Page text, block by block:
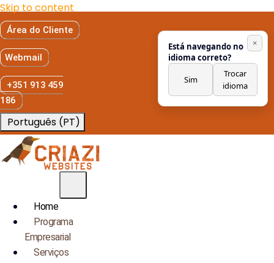
Skip to content
Área do Cliente
Webmail
+351 913 459
186
Português (PT)
Home
Programa
Empresarial
Serviços
Está navegando no
idioma correto?
Sim
Trocar
idioma
×